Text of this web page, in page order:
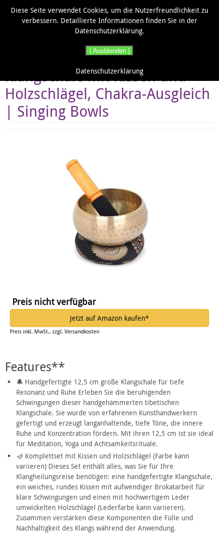
Inhalt
springen
12cm Gehämmerte
Klangschale mit Kissen und
Holzschlägel, Chakra-Ausgleich
| Singing Bowls
Preis nicht verfügbar
Jetzt auf Amazon kaufen*
Preis inkl. MwSt., zzgl. Versandkosten
Features**
🔔 Handgefertigte 12,5 cm große Klangschale für tiefe
Resonanz und Ruhe Erleben Sie die beruhigenden
Schwingungen dieser handgehämmerten tibetischen
Klangschale. Sie wurde von erfahrenen Kunsthandwerkern
gefertigt und erzeugt langanhaltende, tiefe Töne, die innere
Ruhe und Konzentration fördern. Mit ihren 12,5 cm ist sie ideal
für Meditation, Yoga und Achtsamkeitsrituale.
🪔 Komplettset mit Kissen und Holzschlägel (Farbe kann
variieren) Dieses Set enthält alles, was Sie für Ihre
Klangheilungsreise benötigen: eine handgefertigte Klangschale,
ein weiches, rundes Kissen mit aufwendiger Brokatarbeit für
klare Schwingungen und einen mit hochwertigem Leder
umwickelten Holzschlägel (Lederfarbe kann variieren).
Zusammen verstärken diese Komponenten die Fülle und
Nachhaltigkeit des Klangs während der Anwendung.
Diese Seite verwendet Cookies, um die Nutzerfreundlichkeit zu
verbessern. Detaillierte Informationen finden Sie in der
Datenschutzerklärung.
Datenschutzerklärung